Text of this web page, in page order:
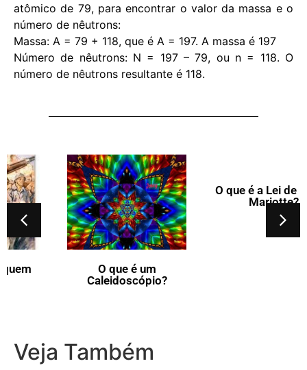
atômico de 79, para encontrar o valor da massa e o
número de nêutrons:
Massa: A = 79 + 118, que é A = 197. A massa é 197
Número de nêutrons: N = 197 – 79, ou n = 118. O
número de nêutrons resultante é 118.
O que é um
Caleidoscópio?
Veja Também